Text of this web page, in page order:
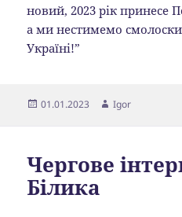
новий, 2023 рік принесе
а ми нестимемо
Україні!”
Опубліковано
01.01.2023 Автор
Igor
Чергове
Білика